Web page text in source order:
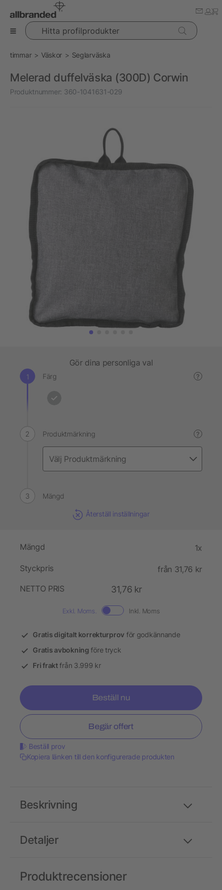
Hitta profilprodukter
timmar Väskor Seglarväska
Melerad duffelväska (300D) Corwin
Produktnummer: 360-1041631-029
Gör dina personliga val
Färg ?
Produktmärkning ?
Mängd
Återställ inställningar
Mängd 1x
Styckpris
från 31,76 kr
NETTO PRIS
31,76 kr
Exkl. Moms. Inkl. Moms
Gratis digitalt korrekturprov för godkännande
Gratis avbokning före tryck
Fri fraktfrån 3.999 kr
Beställ nu
Begär offert
Beställ prov
Kopiera länken till den konfigurerade produkten
Detaljer
Beskrivning
Produktrecensioner